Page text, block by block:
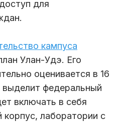
для
кампуса
Улан-Удэ. Его
оценивается в 16
федеральный
включать в себя
лаборатории с